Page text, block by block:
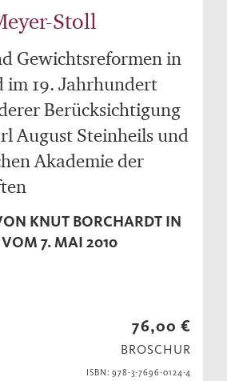
Stoll
Gewichtsreformen in
im 19. Jahrhundert
Berücksichtigung
August Steinheils und
Akademie der
KNUT BORCHARDT IN
7. MAI 2010
76,00 €
BROSCHUR
ISBN: 978-3-7696-0124-4